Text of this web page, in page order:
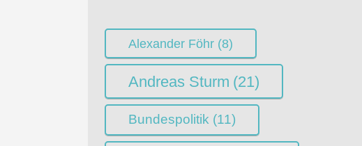
Alexander Föhr (8)
Andreas Sturm (21)
Bundespolitik (11)